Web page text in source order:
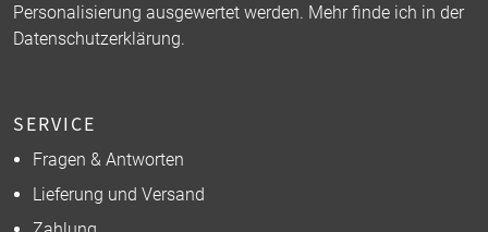
Personalisierung ausgewertet werden. Mehr finde ich in der
Datenschutzerklärung.
SERVICE
Fragen & Antworten
Lieferung und Versand